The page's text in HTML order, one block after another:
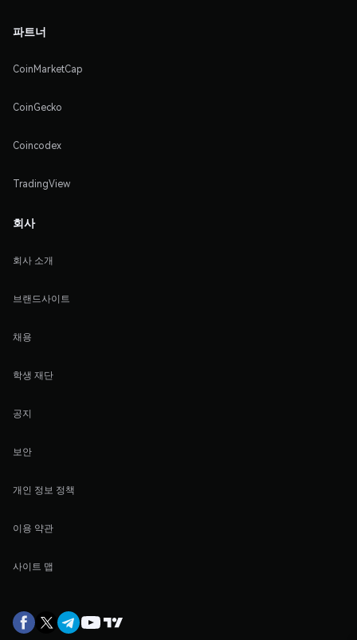
파트너
CoinMarketCap
CoinGecko
Coincodex
TradingView
회사
회사 소개
브랜드사이트
채용
학생 재단
공지
보안
개인 정보 정책
이용 약관
사이트 맵